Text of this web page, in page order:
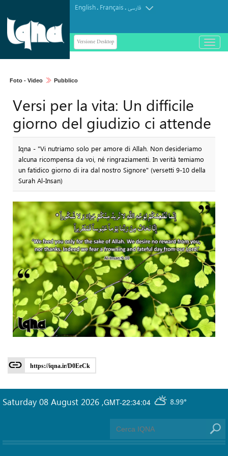
English. Français.فارسی
Versione Desktop
باز
و
Foto - Video Pubblico
Versi per la vita: Un difficile
giorno del giudizio ci attende
Iqna - "Vi nutriamo solo per amore di Allah. Non desideriamo
alcuna ricompensa da voi, né ringraziamenti. In verità temiamo
un fatidico giorno di ira dal nostro Signore" (versetti 9-10 della
Surah Al-Insan)
https://iqna.ir/D0EeCk
GMT-22:34:04 8.99°
Saturday 08 August 2026 ,